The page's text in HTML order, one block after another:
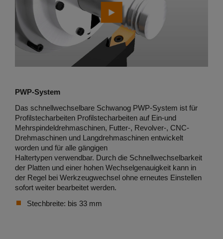
PWP-System
Das schnellwechselbare Schwanog PWP-System ist für
Profilstecharbeiten Profilstecharbeiten auf Ein-und
Mehrspindeldrehmaschinen, Futter-, Revolver-, CNC-
Drehmaschinen und Langdrehmaschinen entwickelt
worden und für alle gängigen
Haltertypen verwendbar. Durch die Schnellwechselbarkeit
der Platten und einer hohen Wechselgenauigkeit kann in
der Regel bei Werkzeugwechsel ohne erneutes Einstellen
sofort weiter bearbeitet werden.
Stechbreite: bis 33 mm